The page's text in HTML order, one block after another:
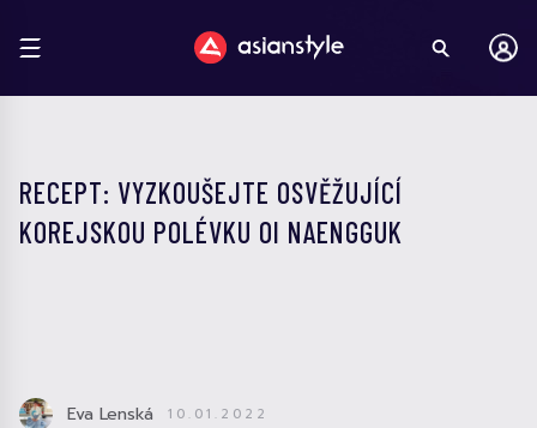
RECEPT: VYZKOUŠEJTE OSVĚŽUJÍCÍ
KOREJSKOU POLÉVKU OI NAENGGUK
Eva Lenská 10.01.2022